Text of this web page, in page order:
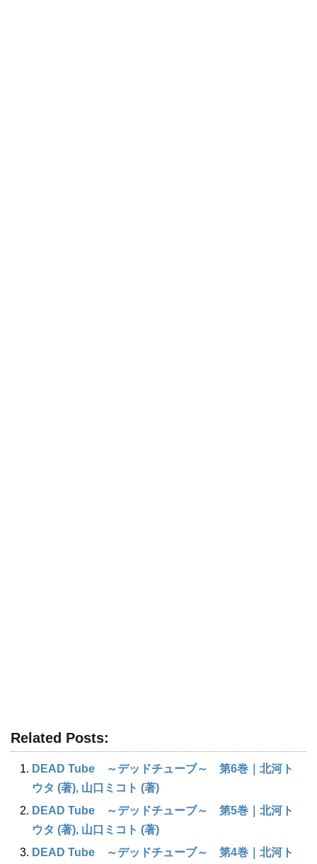
Related Posts:
DEAD Tube ～デッドチューブ～ 第6巻｜北河ト
ウタ (著), 山口ミコト (著)
DEAD Tube ～デッドチューブ～ 第5巻｜北河ト
ウタ (著), 山口ミコト (著)
DEAD Tube ～デッドチューブ～ 第4巻｜北河ト